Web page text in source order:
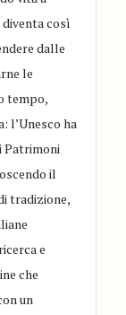
diventa così
dalle
le
tempo,
l’Unesco ha
Patrimoni
il
tradizione,
e
che
un